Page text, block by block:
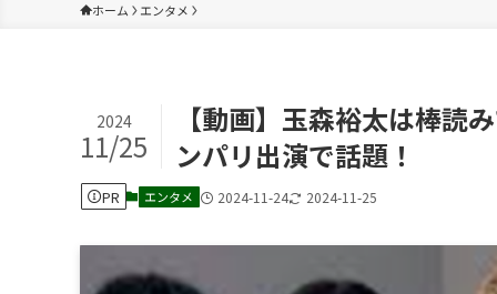
ホーム エンタメ
【動画】玉森裕太は棒読
ンパリ出演で話題！
2024
11/25
PR エンタメ 2024-11-24 2024-11-25